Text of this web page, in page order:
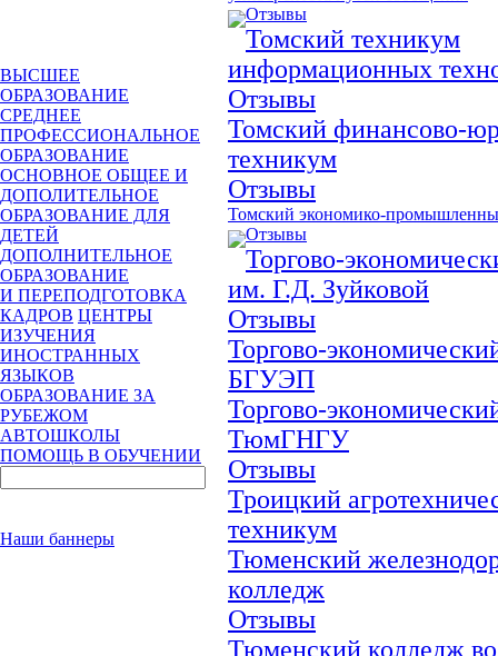
ВЫСШЕЕ
ОБРАЗОВАНИЕ
СРЕДНЕЕ
ПРОФЕССИОНАЛЬНОЕ
ОБРАЗОВАНИЕ
ОСНОВНОЕ ОБЩЕЕ И
ДОПОЛИТЕЛЬНОЕ
ОБРАЗОВАНИЕ ДЛЯ
ДЕТЕЙ
ДОПОЛНИТЕЛЬНОЕ
ОБРАЗОВАНИЕ
И ПЕРЕПОДГОТОВКА
КАДРОВ ЦЕНТРЫ
ИЗУЧЕНИЯ
ИНОСТРАННЫХ
ЯЗЫКОВ
ОБРАЗОВАНИЕ ЗА
РУБЕЖОМ
АВТОШКОЛЫ
ПОМОЩЬ В ОБУЧЕНИИ
Наши баннеры
Отзывы
Томский техникум
информационных
Отзывы
Томский финансово-
техникум
Отзывы
Томский экономико-
Отзывы
Торгово-
им. Г.Д. Зуйковой
Отзывы
Торгово-
БГУЭП
Торгово-
ТюмГНГУ
Отзывы
Троицкий
техникум
Тюменский
колледж
Отзывы
Тюменский колледж